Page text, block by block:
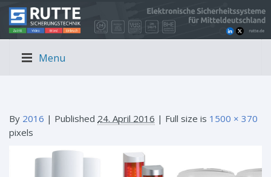
Menu
By 2016 | Published 24. April 2016 | Full size is 1500 × 370
pixels